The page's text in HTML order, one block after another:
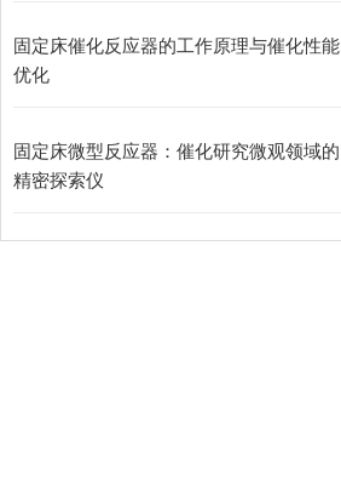
固定床催化反应器的工作原理与催化性能
优化
固定床微型反应器：催化研究微观领域的
精密探索仪